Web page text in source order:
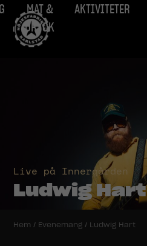
MAT &
DRYCK
AKTIVITETER
Live på Innergården
Ludwig Hart
Hem / Evenemang / Ludwig Hart